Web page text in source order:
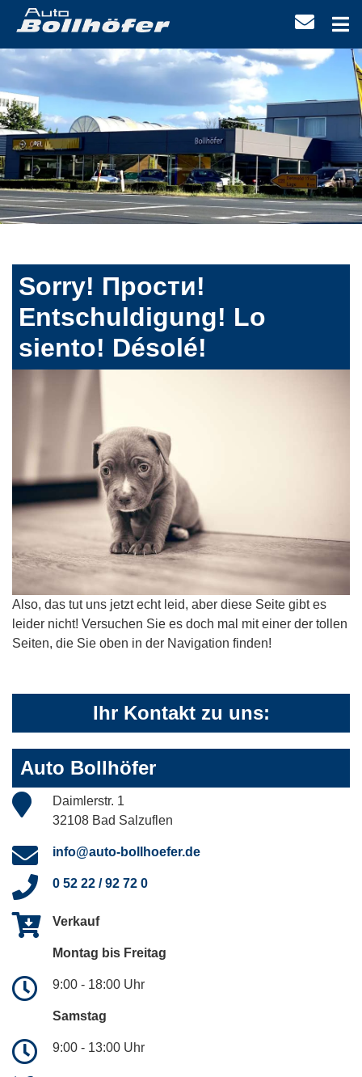
Sorry! Прости!
Entschuldigung! Lo
siento! Désolé!
Also, das tut uns jetzt echt leid, aber diese Seite gibt es
leider nicht! Versuchen Sie es doch mal mit einer der tollen
Seiten, die Sie oben in der Navigation finden!
Ihr Kontakt zu uns:
Auto Bollhöfer
Daimlerstr. 1
32108 Bad Salzuflen
info@auto-bollhoefer.de
0 52 22 / 92 72 0
Verkauf
Montag bis Freitag
9:00 - 18:00 Uhr
Samstag
9:00 - 13:00 Uhr